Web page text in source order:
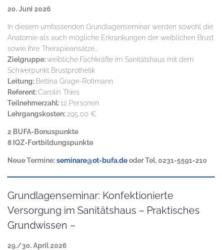
20. Juni 2026
In diesem umfassenden Grundlagenseminar werden sowohl die
Anatomie als auch mögliche Erkrankungen der weiblichen Brust
sowie ihre Therapieansätze…
Zielgruppe:weibliche Fachkräfte im Sanitätshaus mit dem
Schwerpunkt Brustprothetik
Leitung: Bettina Grage-Roßmann
Referent:Carolin Thies
Teilnehmerzahl:12 Personen
Lehrgangskosten: 295,00 €
2 BUFA-Bonuspunkte
8 IQZ-Fortbildungspunkte
Neue Termine:seminare@ot-bufa.deoder Tel. 0231-5591-210
Grundlagenseminar: Konfektionierte
Versorgung im Sanitätshaus – Praktisches
Grundwissen –
29./30. April 2026